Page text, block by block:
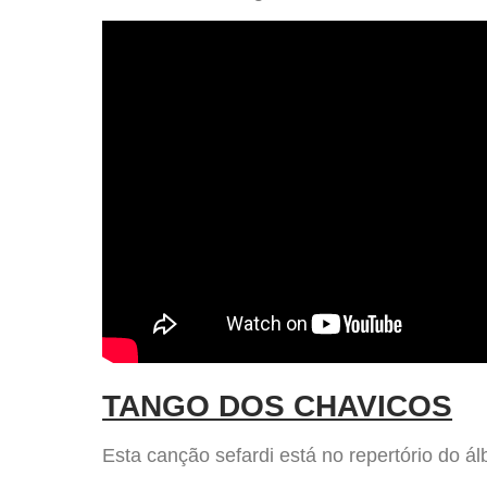
TANGO DOS CHAVICOS
Esta canção sefardi está no repertório do